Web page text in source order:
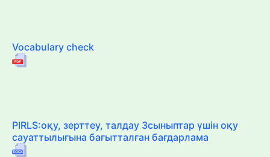
Vocabulary check
PIRLS:оқу, зерттеу, талдау 3сыныптар үшін оқу
сауаттылығына бағытталған бағдарлама